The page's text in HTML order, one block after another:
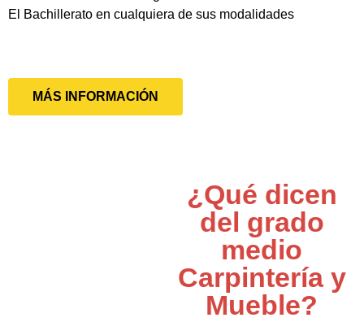
El Bachillerato en cualquiera de sus modalidades
MÁS INFORMACIÓN
¿Qué dicen
del grado
medio
Carpintería y
Mueble?